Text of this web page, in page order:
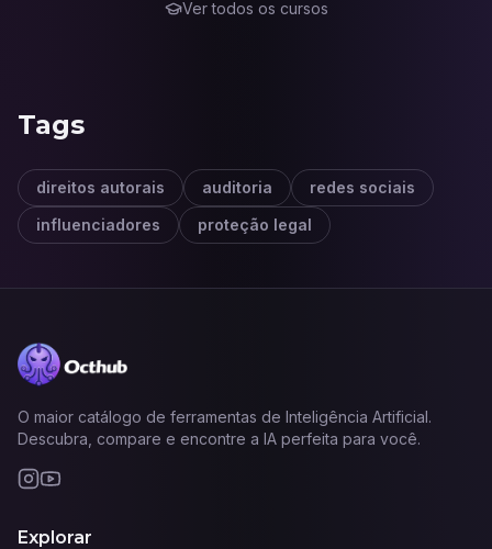
Ver todos os cursos
Tags
direitos autorais auditoria
redes sociais
influenciadores
proteção legal
O maior catálogo de ferramentas de Inteligência Artificial.
Descubra, compare e encontre a IA perfeita para você.
Explorar